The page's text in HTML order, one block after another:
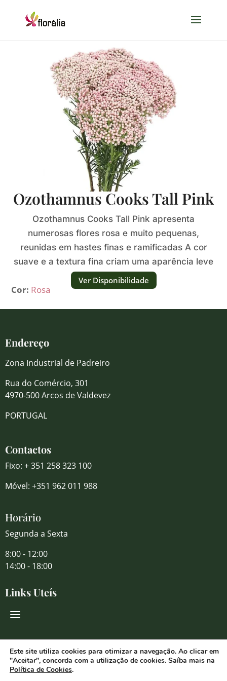
Ozothamnus Cooks Tall Pink
Ozothamnus Cooks Tall Pink apresenta
numerosas flores rosa e muito pequenas,
reunidas em hastes finas e ramificadas A cor
suave e a textura fina criam uma aparência leve
e delicada.
Cor: Rosa
Ver Disponibilidade
Endereço
Zona Industrial de Padreiro
Rua do Comércio, 301
4970-500 Arcos de Valdevez
PORTUGAL
Contactos
Fixo: + 351 258 323 100
Móvel: +351 962 011 988
Horário
Segunda a Sexta
8:00 - 12:00
14:00 - 18:00
Links Uteís
Redes Sociais
Este site utiliza cookies para otimizar a navegação. Ao clicar em
"Aceitar", concorda com a utilização de cookies. Saíba mais na
Política de Cookies.